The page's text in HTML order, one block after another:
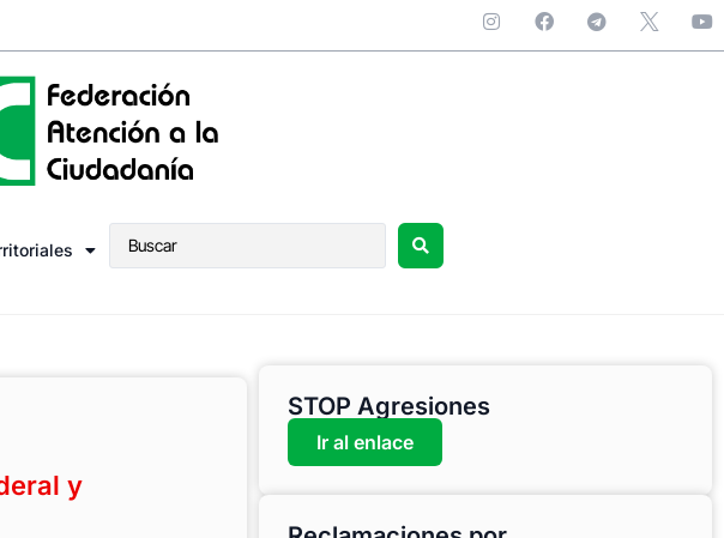
y
STOP Agresiones
Ir al enlace